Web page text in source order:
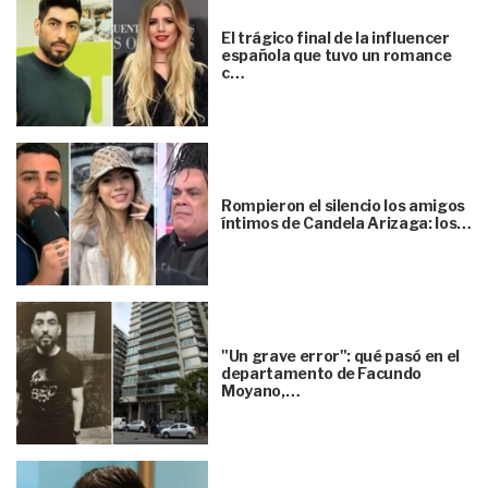
El trágico final de la influencer
española que tuvo un romance
c…
Rompieron el silencio los amigos
íntimos de Candela Arizaga: los…
"Un grave error": qué pasó en el
departamento de Facundo
Moyano,…